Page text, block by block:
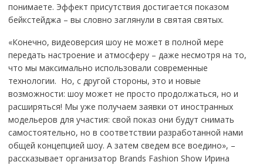
понимаете. Эффект присутствия достигается показом
бейкстейджа – вы словно заглянули в святая святых.
«Конечно, видеоверсия шоу не может в полной мере
передать настроение и атмосферу – даже несмотря на то,
что мы максимально использовали современные
технологии. Но, с другой стороны, это и новые
возможности: шоу может не просто продолжаться, но и
расширяться! Мы уже получаем заявки от иностранных
модельеров для участия: свой показ они будут снимать
самостоятельно, но в соответствии разработанной нами
общей концепцией шоу. А затем сведем все воедино», –
рассказывает организатор Brands Fashion Show Ирина